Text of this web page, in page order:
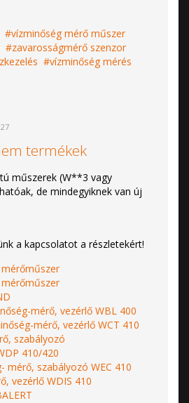
vízminőség mérő műszer
zavarosságmérő szenzor
vízminőség mérés
termékek
műszerek (W**3 vagy
de mindegyiknek van új
a kapcsolatot a részletekért!
mérő, vezérlő WBL 400
mérő, vezérlő WCT 410
szabályozó
410/420
mérő, szabályozó WEC 410
vezérlő WDIS 410